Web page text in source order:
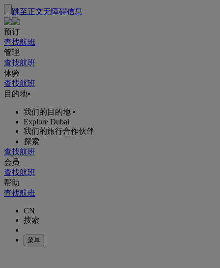
跳至正文无障碍信息
预订
查找航班
管理
查找航班
体验
查找航班
目的地•
我们的目的地 •
Explore Dubai
我们的旅行合作伙伴
探索
查找航班
会员
查找航班
帮助
查找航班
CN
搜索
菜单